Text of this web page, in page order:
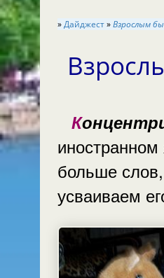
»Дайджест»
Взрослым бывает
Концентрируя внимание на
больше
усваиваем